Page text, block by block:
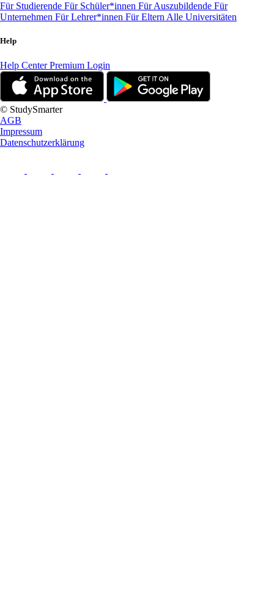
Für Studierende Für Schüler*innen Für Auszubildende Für
Unternehmen Für Lehrer*innen Für Eltern Alle Universitäten
Help
Help CenterPremium Login
© StudySmarter
AGB
Impressum
Datenschutzerklärung